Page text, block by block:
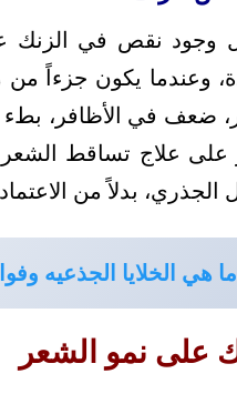
وجود نقص في الزنك
وعندما يكون
ضعف في الأظافر، بطء
على علاج تساقط
بدلاً من
ما هي الخلايا الجذعيه
على نمو الشعر